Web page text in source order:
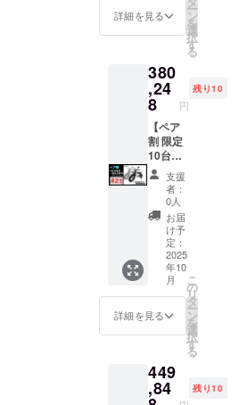
求書発
行事業
者登録
記載の
あるイ
ンボイ
スが必
要な場
合は、
実行者
に直接
お問合
せくだ
さい。
ザイ
ン・仕
様は変
る可能
性もご
ざいま
す。
ご了承
くださ
い。 ※
ご注文
状況、
使用部
材の供
給状
況、製
造工程
上の都
合等に
より出
荷時期
が遅れ
る場合
ます。
●原動機
付自転
要があ
りま
す。 ※
品質向
上と改
良によ
り、デ
ザイ
ン・仕
様は変
更にな
る可能
性もご
ざいま
す。
ご了承
くださ
い。 ※
ご注文
状況、
使用部
材の供
給状
造工程
上の都
合等に
け）の
追加送
料は
IREをご
注文さ
れた
後、商
品を発
送する
一週間
前に弊
社の
ホーム
ページ
にて追
加の離
島送料
11,000
円(税込
み)をお
払う必
要があ
りま
注意く
ださ
い。 ※
ション
でブラ
ウン色
できま
す。) ●
一般販
売予定
価格：
644,115
円の
50%OF
F ※箱入
り(ハン
ドル
バーと
前輪の
取付け
が必要)
での送
料
23,600
円を含
んだ金
す。 ※
離島
（北海
ンド
ベー
ジュ
Aのサ
ドル色
はブ
ラック
になり
ます。
オープ
ション
でブラ
ウン色
に変更
できま
す。) ●
一般販
売予定
価格：
575,800
円の
40%OF
F ※箱入
ドル
バーと
前輪の
×1台 ●
イープ
ラスミ
動キッ
クス
クー
ター
【Me】
原付一
種
or【Life
】特定
小型原
付×1台
●イープ
ラスミ
ライ ア
ドベン
チャー
ポータ
ブル電
源
「EMR
×1台 ●
カ
ラー：
詳細を見る ー
ン
を
選
択
す
る
380
,24
8 円
残り10
【ペア
割 限定
10台】
●イープ
ラスミ
ライ
RHINO
バイク
原付一
種500W
モデル
×2台 ●
カ
ラー：
アバン
ク
or サ
ンド
支援
者：
0人
お届
け予
定：
2025
年10
月
詳細を見る
こ
の
リ
タ
ー
ン
を
選
択
す
る
449
,84 残り10